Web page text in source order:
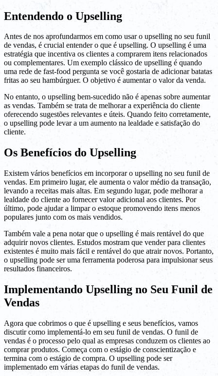
Entendendo o Upselling
Antes de nos aprofundarmos em como usar o upselling no seu funil
de vendas, é crucial entender o que é upselling. O upselling é uma
estratégia que incentiva os clientes a comprarem itens relacionados
ou complementares. Um exemplo clássico de upselling é quando
uma rede de fast-food pergunta se você gostaria de adicionar batatas
fritas ao seu hambúrguer. O objetivo é aumentar o valor da venda.
No entanto, o upselling bem-sucedido não é apenas sobre aumentar
as vendas. Também se trata de melhorar a experiência do cliente
oferecendo sugestões relevantes e úteis. Quando feito corretamente,
o upselling pode levar a um aumento na lealdade e satisfação do
cliente.
Os Benefícios do Upselling
Existem vários benefícios em incorporar o upselling no seu funil de
vendas. Em primeiro lugar, ele aumenta o valor médio da transação,
levando a receitas mais altas. Em segundo lugar, pode melhorar a
lealdade do cliente ao fornecer valor adicional aos clientes. Por
último, pode ajudar a limpar o estoque promovendo itens menos
populares junto com os mais vendidos.
Também vale a pena notar que o upselling é mais rentável do que
adquirir novos clientes. Estudos mostram que vender para clientes
existentes é muito mais fácil e rentável do que atrair novos. Portanto,
o upselling pode ser uma ferramenta poderosa para impulsionar seus
resultados financeiros.
Implementando Upselling no Seu Funil de
Vendas
Agora que cobrimos o que é upselling e seus benefícios, vamos
discutir como implementá-lo em seu funil de vendas. O funil de
vendas é o processo pelo qual as empresas conduzem os clientes ao
comprar produtos. Começa com o estágio de conscientização e
termina com o estágio de compra. O upselling pode ser
implementado em várias etapas do funil de vendas.